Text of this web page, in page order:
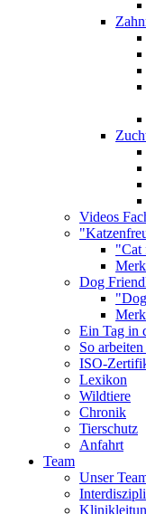
Videos
"Cat
Dog
Ein Tag in
So
ISO-
Lexikon
Wildtiere
Chronik
Tierschutz
Anfahrt
Team
Unser